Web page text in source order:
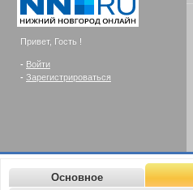
Привет, Гость !
- Войти
- Зарегистрироваться
Основное